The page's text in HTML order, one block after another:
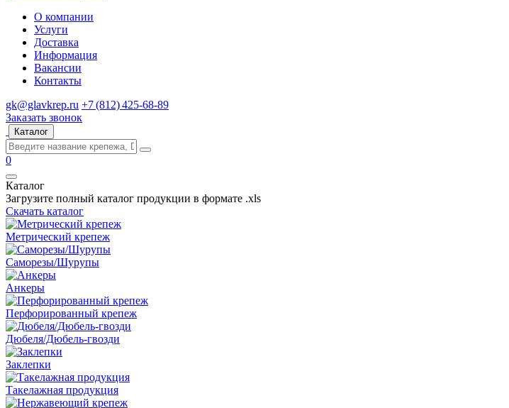
О компании
Услуги
Доставка
Информация
Вакансии
Контакты
gk@glavkrep.ru +7 (812) 425-68-89
Заказать звонок
Каталог
0
Каталог
Загрузите полный каталог продукции в формате .xls
Скачать каталог
Метрический крепеж
Саморезы/Шурупы
Анкеры
Перфорированный крепеж
Дюбеля/Дюбель-гвозди
Заклепки
Такелажная продукция